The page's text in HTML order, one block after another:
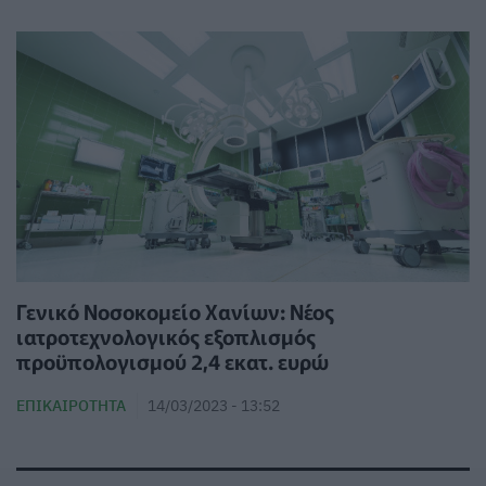
Γενικό Νοσοκομείο Χανίων: Νέος
ιατροτεχνολογικός εξοπλισμός
προϋπολογισμού 2,4 εκατ. ευρώ
ΕΠΙΚΑΙΡΌΤΗΤΑ 14/03/2023 - 13:52